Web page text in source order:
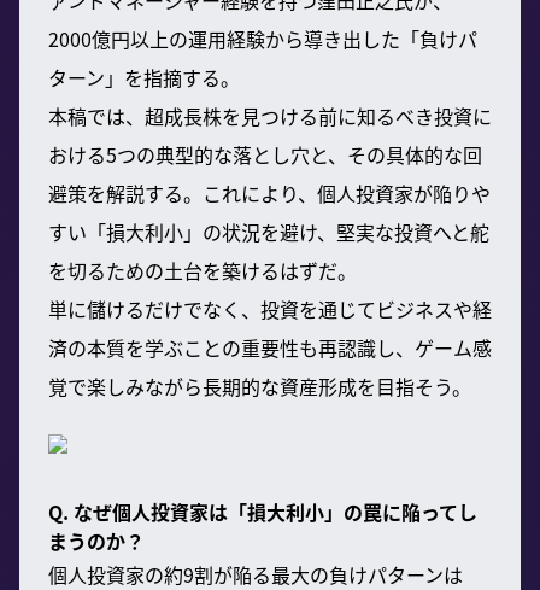
2000億円以上の運用経験から導き出した「負けパ
ターン」を指摘する。
本稿では、超成長株を見つける前に知るべき投資に
おける5つの典型的な落とし穴と、その具体的な回
避策を解説する。これにより、個人投資家が陥りや
すい「損大利小」の状況を避け、堅実な投資へと舵
を切るための土台を築けるはずだ。
単に儲けるだけでなく、投資を通じてビジネスや経
済の本質を学ぶことの重要性も再認識し、ゲーム感
覚で楽しみながら長期的な資産形成を目指そう。
Q. なぜ個人投資家は「損大利小」の罠に陥ってし
まうのか？
個人投資家の約9割が陥る最大の負けパターンは